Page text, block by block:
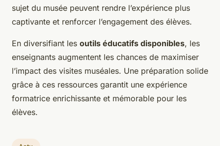
sujet du musée peuvent rendre l’expérience plus
captivante et renforcer l’engagement des élèves.
En diversifiant les outils éducatifs disponibles, les
enseignants augmentent les chances de maximiser
l’impact des visites muséales. Une préparation solide
grâce à ces ressources garantit une expérience
formatrice enrichissante et mémorable pour les
élèves.